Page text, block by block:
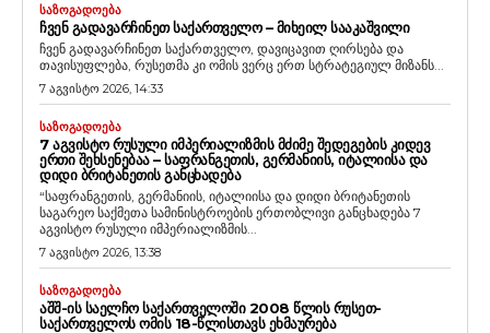
ᲡᲐᲖᲝᲒᲐᲓᲝᲔᲑᲐ
ᲩᲕᲔᲜ ᲒᲐᲓᲐᲕᲐᲠᲩᲘᲜᲔᲗ ᲡᲐᲥᲐᲠᲗᲕᲔᲚᲝ – ᲛᲘᲮᲔᲘᲚ ᲡᲐᲐᲙᲐᲨᲕᲘᲚᲘ
ჩვენ გადავარჩინეთ საქართველო, დავიცავით ღირსება და
თავისუფლება, რუსეთმა კი ომის ვერც ერთ სტრატეგიულ მიზანს...
7 აგვისტო 2026, 14:33
ᲡᲐᲖᲝᲒᲐᲓᲝᲔᲑᲐ
7 ᲐᲒᲕᲘᲡᲢᲝ ᲠᲣᲡᲣᲚᲘ ᲘᲛᲞᲔᲠᲘᲐᲚᲘᲖᲛᲘᲡ ᲛᲫᲘᲛᲔ ᲨᲔᲓᲔᲒᲔᲑᲘᲡ ᲙᲘᲓᲔᲕ
ᲔᲠᲗᲘ ᲨᲔᲮᲡᲔᲜᲔᲑᲐᲐ – ᲡᲐᲤᲠᲐᲜᲒᲔᲗᲘᲡ, ᲒᲔᲠᲛᲐᲜᲘᲘᲡ, ᲘᲢᲐᲚᲘᲘᲡᲐ ᲓᲐ
ᲓᲘᲓᲘ ᲑᲠᲘᲢᲐᲜᲔᲗᲘᲡ ᲒᲐᲜᲪᲮᲐᲓᲔᲑᲐ
“საფრანგეთის, გერმანიის, იტალიისა და დიდი ბრიტანეთის
საგარეო საქმეთა სამინისტროების ერთობლივი განცხადება 7
აგვისტო რუსული იმპერიალიზმის...
7 აგვისტო 2026, 13:38
ᲡᲐᲖᲝᲒᲐᲓᲝᲔᲑᲐ
ᲐᲨᲨ-ᲘᲡ ᲡᲐᲔᲚᲩᲝ ᲡᲐᲥᲐᲠᲗᲕᲔᲚᲝᲨᲘ 2008 ᲬᲚᲘᲡ ᲠᲣᲡᲔᲗ-
ᲡᲐᲥᲐᲠᲗᲕᲔᲚᲝᲡ ᲝᲛᲘᲡ 18-ᲬᲚᲘᲡᲗᲐᲕᲡ ᲔᲮᲛᲐᲣᲠᲔᲑᲐ